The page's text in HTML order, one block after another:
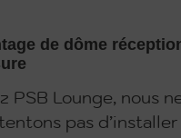
de dôme
PSB Lounge, nous
pas d’installer